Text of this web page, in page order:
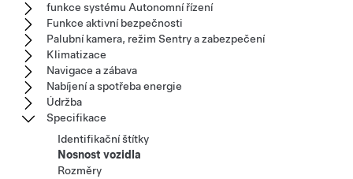
funkce systému Autonomní řízení
Funkce aktivní bezpečnosti
Palubní kamera, režim Sentry a zabezpečení
Klimatizace
Navigace a zábava
Nabíjení a spotřeba energie
Údržba
Specifikace
Identifikační štítky
Nosnost vozidla
Rozměry